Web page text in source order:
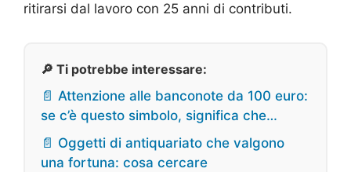
ritirarsi dal lavoro con 25 anni di contributi.
🔎 Ti potrebbe interessare:
📄 Attenzione alle banconote da 100 euro:
se c’è questo simbolo, significa che…
📄 Oggetti di antiquariato che valgono
una fortuna: cosa cercare